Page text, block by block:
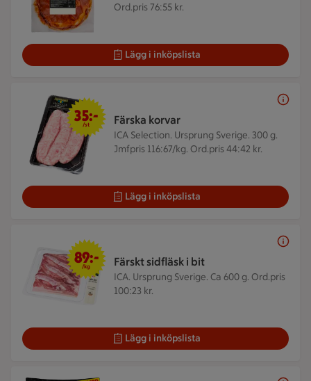
Ord.pris 76:55 kr.
Lägg i inköpslista
Färska korvar
ICA Selection. Ursprung Sverige. 300 g.
Jmfpris 116:67/kg. Ord.pris 44:42 kr.
35 kr/st
35:-
/st
Lägg i inköpslista
Färskt sidfläsk i bit
ICA. Ursprung Sverige. Ca 600 g. Ord.pris
100:23 kr.
89 kr/kg
89:-
/kg
Lägg i inköpslista